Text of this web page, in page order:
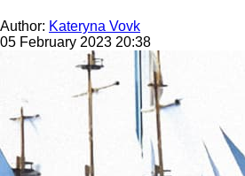
Author: Kateryna Vovk
05 February 2023 20:38